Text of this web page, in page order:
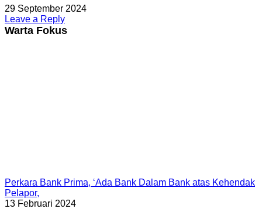
29 September 2024
Leave a Reply
Warta Fokus
Perkara Bank Prima, ‘Ada Bank Dalam Bank atas Kehendak
Pelapor,
13 Februari 2024